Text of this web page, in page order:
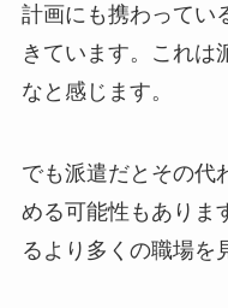
計画にも携わってい
きています。これは
なと感じます。
でも派遣だとその代
める可能性もありま
るより多くの職場を